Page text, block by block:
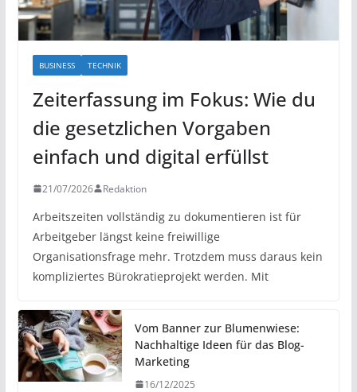
BUSINESS TECHNIK
Zeiterfassung im Fokus: Wie du
die gesetzlichen Vorgaben
einfach und digital erfüllst
21/07/2026 Redaktion
Arbeitszeiten vollständig zu dokumentieren ist für
Arbeitgeber längst keine freiwillige
Organisationsfrage mehr. Trotzdem muss daraus kein
kompliziertes Bürokratieprojekt werden. Mit
Vom Banner zur Blumenwiese:
Nachhaltige Ideen für das Blog-
Marketing
16/12/2025